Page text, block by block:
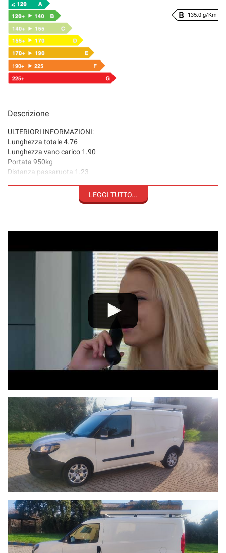
135.0 g/Km
Descrizione
ULTERIORI INFORMAZIONI:
Lunghezza totale 4.76
Lunghezza vano carico 1.90
Portata 950kg
Distanza passaruota 1.23
Altezza interna cassone 1.30
VISITA IL NOSTRO SITO PER ALTRE OCCASIONI.
WWW.PIVAAUTO.IT
Finanziabile con possibilità di abbinare l'ASSICURAZIONE GLOBALE
DELL'AUTO (Furto-incendio-rapina-atti vandalici-calamità naturali-
cristalli-trasportati,kasko totale)
Tutte le nostre auto vengono consegnate previo lavaggio esterno,
igenizzazione interna, lucidatura, tagliando e Check-up generale
IL VEICOLO VIENE SOTTOPOSTO A TRATTAMENTO SANIFICANTE
CON OZONO PRIMA DELLA CONSEGNA.
DELL'ACQUIRENTE-
- ESTENSIONE GARANZIA A 24/36 MESI FACOLTATIVA A
PAGAMENTO-
- CONSEGNA IN TUTTA ITALIA CON BISARCA A PAGAMENTO-
- RITIRO/PERMUTA USATO PER USATO- - FINANZIAMENTI E
LEASING-
Per raggiungerci in auto uscita autostrada Pedemontana Veneta
uscita Riese Pio x , in treno stazione F.S. di Bassano del Grappa
- SERVIZIO NAVETTA GRATUITO DALLA STAZIONE FERROVIARIA DI
BASSANO DEL GRAPPA ALLA NOSTRA CONCESSIONARIA-
LEGGI TUTTO...